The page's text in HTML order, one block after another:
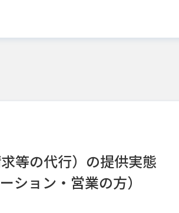
等の代行）の提供実態
ション・営業の方）